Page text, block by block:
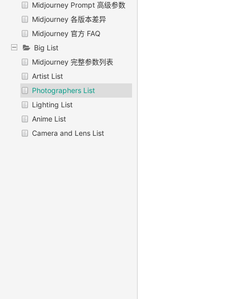
Midjourney Prompt 高级参数
Midjourney 各版本差异
Midjourney 官方 FAQ
Big List
Midjourney 完整参数列表
Artist List
Photographers List
Lighting List
Anime List
Camera and Lens List